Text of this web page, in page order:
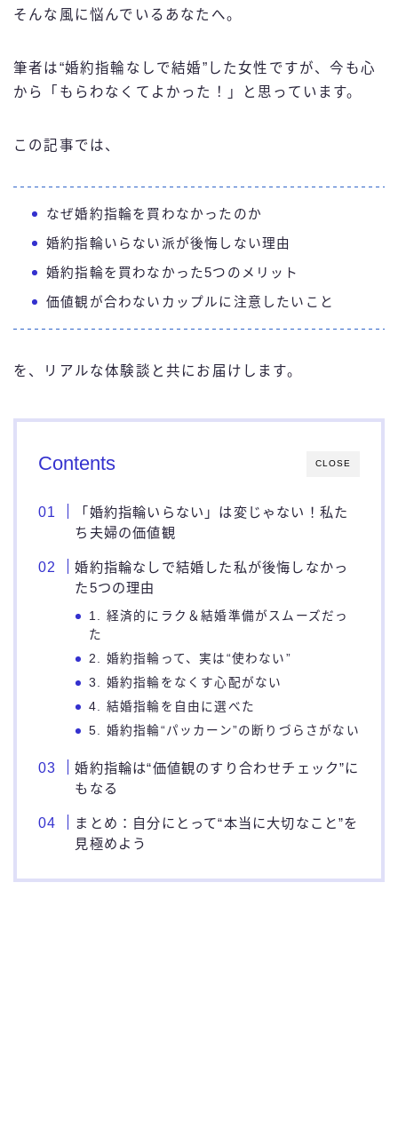
ふるさと納税
ブログ技術
そんな風に悩んでいるあなたへ。
筆者は“婚約指輪なしで結婚”した女性ですが、今も心
から「もらわなくてよかった！」と思っています。
この記事では、
なぜ婚約指輪を買わなかったのか
婚約指輪いらない派が後悔しない理由
婚約指輪を買わなかった5つのメリット
価値観が合わないカップルに注意したいこと
を、リアルな体験談と共にお届けします。
CLOSE
Contents
「婚約指輪いらない」は変じゃない！私た
ち夫婦の価値観
婚約指輪なしで結婚した私が後悔しなかっ
た5つの理由
1. 経済的にラク＆結婚準備がスムーズだっ
た
2. 婚約指輪って、実は“使わない”
3. 婚約指輪をなくす心配がない
4. 結婚指輪を自由に選べた
5. 婚約指輪“パッカーン”の断りづらさがない
婚約指輪は“価値観のすり合わせチェック”に
もなる
まとめ：自分にとって“本当に大切なこと”を
見極めよう